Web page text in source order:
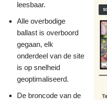
leesbaar.
Alle overbodige
ballast is overboord
gegaan, elk
onderdeel van de site
is op snelheid
geoptimaliseerd.
De broncode van de